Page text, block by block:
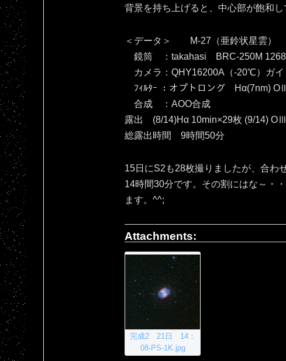
背景を持ち上げると、中心部が飽和
＜データ＞ M-27（亜鈴状星雲）
鏡筒 ：takahasi BRC-250M
カメラ：QHY16200A（‐20℃）ガ
ﾌｨﾙﾀｰ ：オプトロング Hα(7nm)
合成 ：AOO合成
露出 (8/14)Hα 10min×29枚 (9/14)
総露出時間 9時間50分
15日にS2も28枚撮りましたが、合わ
14時間30分です。その割にはな～・
ます。^^;
Attachments:
完成2 21日 14：
08-PS-1K.jpg